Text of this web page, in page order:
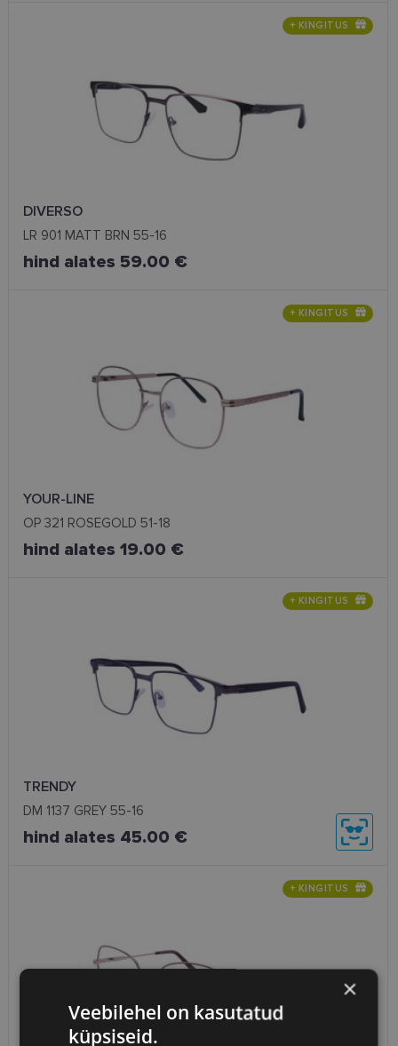
+ KINGITUS
DIVERSO
LR 901 MATT BRN 55-16
hind alates 59.00 €
+ KINGITUS
YOUR-LINE
OP 321 ROSEGOLD 51-18
hind alates 19.00 €
+ KINGITUS
TRENDY
DM 1137 GREY 55-16
hind alates 45.00 €
+ KINGITUS
×
Veebilehel on kasutatud
küpsiseid.